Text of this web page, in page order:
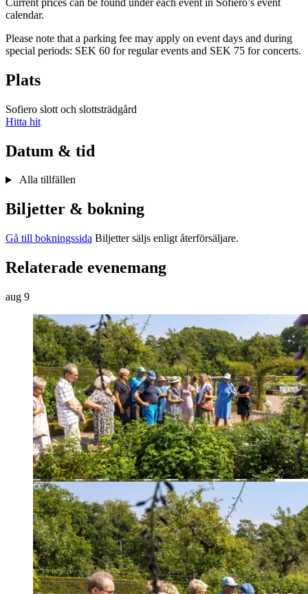
calendar.
Please note that a parking fee may apply on event days and during
special periods: SEK 60 for regular events and SEK 75 for concerts.
Plats
Sofiero slott och slottsträdgård
Hitta hit
Datum & tid
Alla tillfällen
Biljetter & bokning
Gå till bokningssida Biljetter säljs enligt återförsäljare.
Relaterade evenemang
aug 9